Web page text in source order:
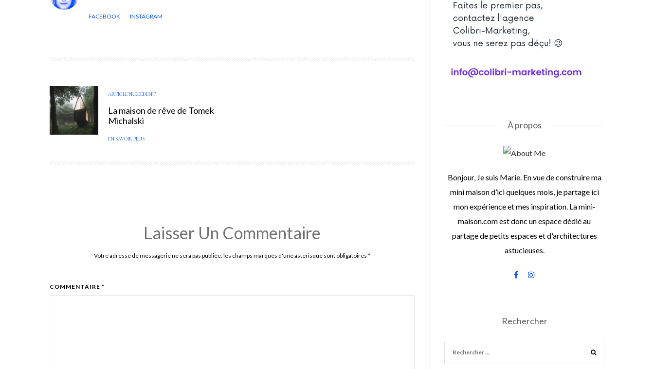
FACEBOOK INSTAGRAM
ARTICLE PRÉCÉDENT
La maison de rêve de Tomek
Michalski
EN SAVOIR PLUS
Laisser Un Commentaire
Votre adresse de messagerie ne sera pas publiée. les champs marqués d'une asterisque sont obligatoires *
COMMENTAIRE *
À propos
Bonjour, Je suis Marie. En vue de construire ma
mini maison d’ici quelques mois, je partage ici
mon expérience et mes inspiration. La mini-
maison.com est donc un espace dédié au
partage de petits espaces et d'architectures
astucieuses.
Rechercher